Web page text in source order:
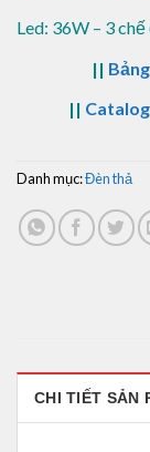
Led: 36W – 3 chế
||
||
Danh mục:Đèn thả
CHI TIẾT SẢN